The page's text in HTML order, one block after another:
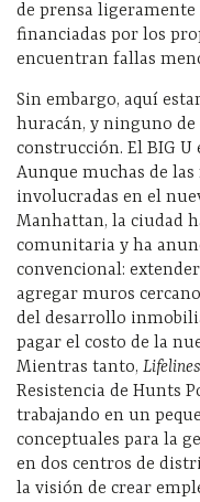
de prensa ligeramente
financiadas por los
encuentran fallas
Sin embargo, aquí
huracán, y ninguno de
construcción. El BIG
Aunque muchas de
involucradas en el
Manhattan, la ciudad
comunitaria y ha
convencional:
agregar muros
del desarrollo
pagar el costo de la
Mientras tanto, Lifelines
Resistencia de Hunts
trabajando en un
conceptuales para la
en dos centros de
la visión de crear